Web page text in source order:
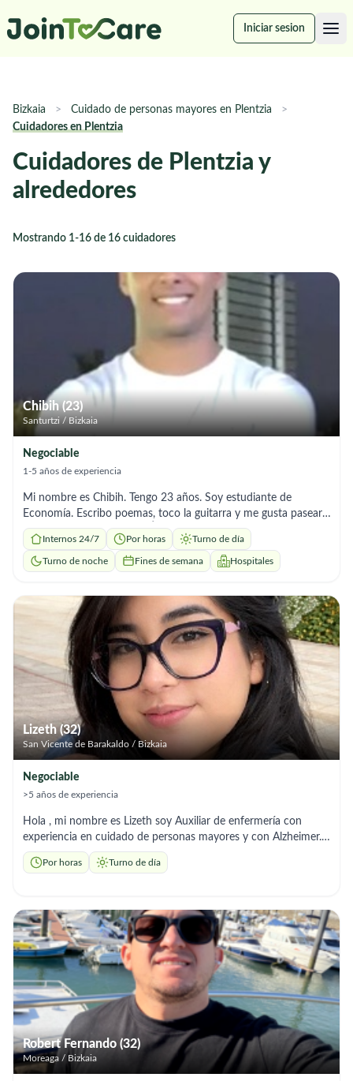
Iniciar sesion
Bizkaia > Cuidado de personas mayores en Plentzia
>
Cuidadores en Plentzia
Cuidadores de Plentzia y
alrededores
Mostrando 1-16 de 16 cuidadores
Chibih (23)
Santurtzi / Bizkaia
Negociable
1-5 años de experiencia
Mi nombre es Chibih. Tengo 23 años. Soy estudiante de
Economía. Escribo poemas, toco la guitarra y me gusta pasear.
Podéis buscar en Google: Ángel Chibih El Mami Nadjem. Mi
origen es saharaui, me he criado en un entorno de amabilidad,
empatía y respeto. Me encantaría poder cuidar de quien lo
que a simple vista puede ser simple, pero que derrama vida y
experiencia. Puedo incorporarme de manera inmediata, si se
precisa, tomar un café antes de llevar a cabo el contacto, para
poder comprobar de primera mano la sinergia, actitud y
situación. Salud y Paz.
Internos 24/7 Por horas Turno de día
Turno de noche Fines de semana Hospitales
Lizeth (32)
San Vicente de Barakaldo / Bizkaia
Negociable
>5 años de experiencia
Hola , mi nombre es Lizeth soy Auxiliar de enfermería con
experiencia en cuidado de personas mayores y con Alzheimer.
Experiencia en: ✔️ Movilidad reducida y uso de grúa ✔️
Cambios posturales ✔️ Higiene personal ✔️ Control de
interna, externa o por horas. Disponibilidad inmediata en
Barakaldo, Bilbao y alrededores. Responsable, cariñosa y con
experiencia real. Puedo adaptarme a horarios. Interesados
contactar por mensaje o llamada.
Por horas Turno de día
Robert Fernando (32)
Moreaga / Bizkaia